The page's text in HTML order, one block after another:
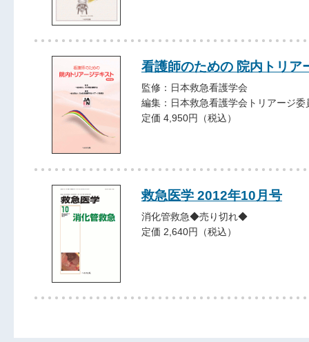
看護師のための 院内トリア
監修：日本救急看護学会
編集：日本救急看護学会トリアージ委
定価 4,950円（税込）
救急医学 2012年10月号
消化管救急◆売り切れ◆
定価 2,640円（税込）